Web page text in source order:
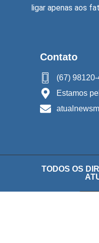
ligar apenas aos
Contato
(67)
Estamos
TODOS OS